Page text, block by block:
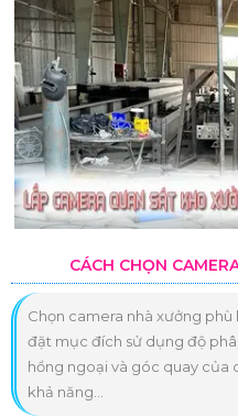
CÁCH CHỌN
Chọn camera nhà xưởng
đặt mục đích sử dụng độ
hồng ngoại và góc quay của
khả năng...